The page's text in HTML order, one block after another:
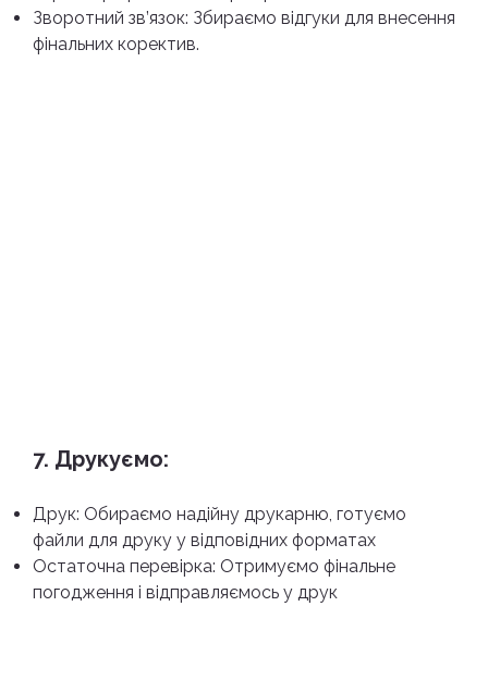
Зворотний зв’язок: Збираємо відгуки для внесення
фінальних коректив.
7. Друкуємо:
Друк: Обираємо надійну друкарню, готуємо
файли для друку у відповідних форматах
Остаточна перевірка: Отримуємо фінальне
погодження і відправляємось у друк